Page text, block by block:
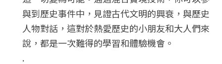
與到歷史事件中，見證古代文明的興衰，與歷史
人物對話，這對於熱愛歷史的小朋友和大人們來
說，都是一次難得的學習和體驗機會。
.